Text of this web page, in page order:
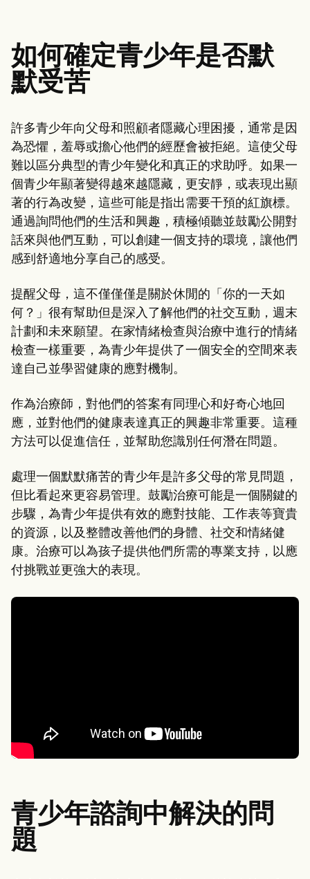
如何確定青少年是否默
默受苦
許多青少年向父母和照顧者隱藏心理困擾，通常是因
為恐懼，羞辱或擔心他們的經歷會被拒絕。這使父母
難以區分典型的青少年變化和真正的求助呼。如果一
個青少年顯著變得越來越隱藏，更安靜，或表現出顯
著的行為改變，這些可能是指出需要干預的紅旗標。
通過詢問他們的生活和興趣，積極傾聽並鼓勵公開對
話來與他們互動，可以創建一個支持的環境，讓他們
感到舒適地分享自己的感受。
提醒父母，這不僅僅僅是關於休閒的「你的一天如
何？」很有幫助但是深入了解他們的社交互動，週末
計劃和未來願望。在家情緒檢查與治療中進行的情緒
檢查一樣重要，為青少年提供了一個安全的空間來表
達自己並學習健康的應對機制。
作為治療師，對他們的答案有同理心和好奇心地回
應，並對他們的健康表達真正的興趣非常重要。這種
方法可以促進信任，並幫助您識別任何潛在問題。
處理一個默默痛苦的青少年是許多父母的常見問題，
但比看起來更容易管理。鼓勵治療可能是一個關鍵的
步驟，為青少年提供有效的應對技能、工作表等寶貴
的資源，以及整體改善他們的身體、社交和情緒健
康。治療可以為孩子提供他們所需的專業支持，以應
付挑戰並更強大的表現。
青少年諮詢中解決的問
題